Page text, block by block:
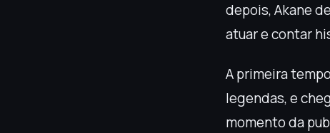
depois, Akane
atuar e contar
A primeira
legendas, e
momento da